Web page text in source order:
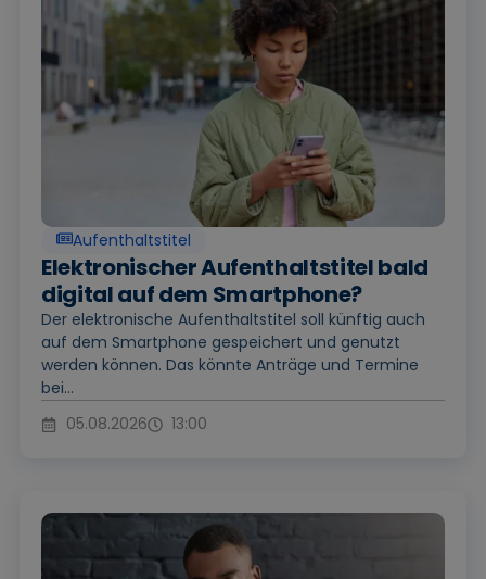
Aufenthaltstitel
Elektronischer Aufenthaltstitel bald
digital auf dem Smartphone?
Der elektronische Aufenthaltstitel soll künftig auch
auf dem Smartphone gespeichert und genutzt
werden können. Das könnte Anträge und Termine
bei...
05.08.2026
13:00